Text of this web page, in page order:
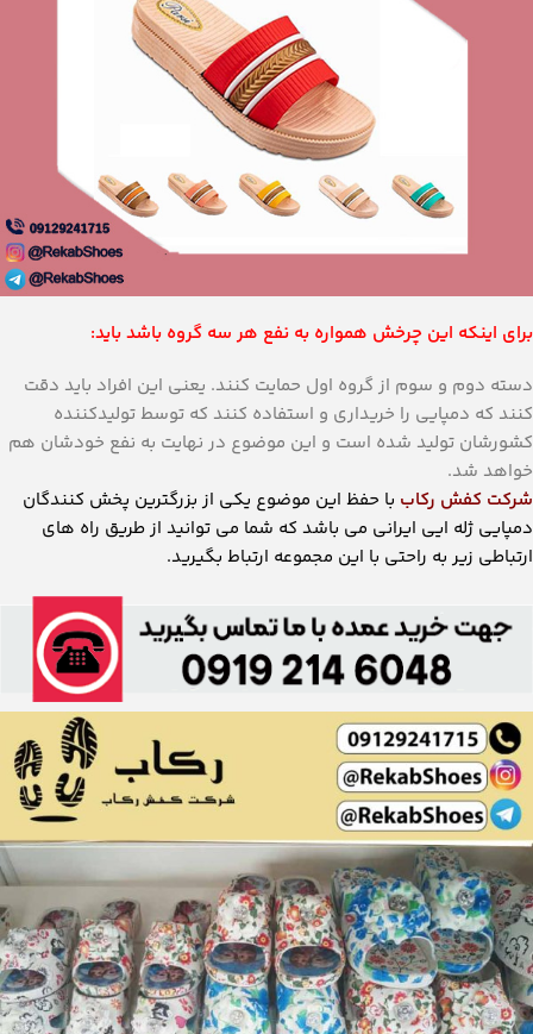
دسته دوم و سوم از گروه اول حمایت کنند. یعنی این افراد باید دقت
کنند که دمپایی را خریداری و استفاده کنند که توسط تولیدکننده
کشورشان تولید شده است و این موضوع در نهایت به نفع خودشان هم
با حفظ این موضوع یکی از بزرگترین پخش کنندگان
دمپایی ژله ایی ایرانی می باشد که شما می توانید از طریق راه های
ارتباطی زیر به راحتی با این مجموعه ارتباط بگیرید.
مرکزفروش انواع دمپایی ژله ای پلاستیکی
همه فروشندگان می گردند و می گردند تا بالاخره مرکز فروش انواع
دمپایی پلاستیکی ژله ای را بیابند که از نظر تنوع و جنس کم و کسری